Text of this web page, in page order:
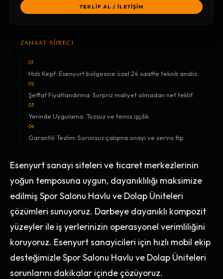
TEKLİF AL / İLETİŞİM
ZANAAT SÜRECİ
01
Hızlı Keşif: Esenyurt bölgesine özel 24 saatte teknik analiz.
02
Şeffaf Fiyatlandırma: Sürpriz maliyet olmadan net teklif.
03
Yerinde Uygulama: Tozsuz ve temiz işçilik.
04
Garantili Teslim: Sorunsuz çalışma onayı ve servis fişi.
Esenyurt sanayi siteleri ve ticaret merkezlerinin
yoğun temposuna uygun, dayanıklılığı maksimize
edilmiş Spor Salonu Havlu ve Dolap Üniteleri
çözümleri sunuyoruz. Darbeye dayanıklı kompozit
yüzeyler ile iş yerlerinizin operasyonel verimliliğini
koruyoruz. Esenyurt sanayicileri için hızlı mobil ekip
desteğimizle Spor Salonu Havlu ve Dolap Üniteleri
sorunlarını dakikalar içinde çözüyoruz.